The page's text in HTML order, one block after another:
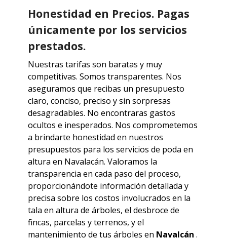
Honestidad en Precios. Pagas
únicamente por los servicios
prestados.
Nuestras tarifas son baratas y muy
competitivas. Somos transparentes. Nos
aseguramos que recibas un presupuesto
claro, conciso, preciso y sin sorpresas
desagradables. No encontraras gastos
ocultos e inesperados. Nos comprometemos
a brindarte honestidad en nuestros
presupuestos para los servicios de poda en
altura en Navalacán. Valoramos la
transparencia en cada paso del proceso,
proporcionándote información detallada y
precisa sobre los costos involucrados en la
tala en altura de árboles, el desbroce de
fincas, parcelas y terrenos, y el
mantenimiento de tus árboles en Navalcán .